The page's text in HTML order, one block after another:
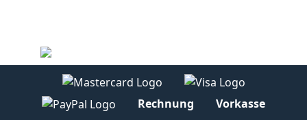
Rechnung Vorkasse